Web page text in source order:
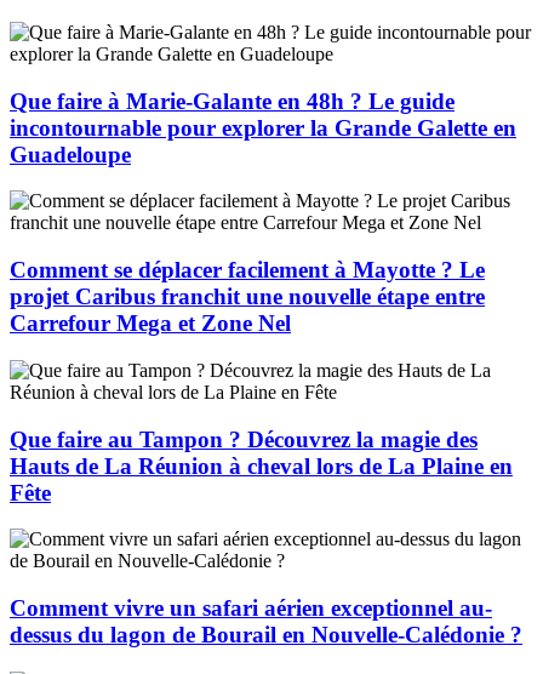
Que faire à Marie-Galante en 48h ? Le guide
incontournable pour explorer la Grande Galette en
Guadeloupe
Comment se déplacer facilement à Mayotte ? Le
projet Caribus franchit une nouvelle étape entre
Carrefour Mega et Zone Nel
Que faire au Tampon ? Découvrez la magie des
Hauts de La Réunion à cheval lors de La Plaine en
Fête
Comment vivre un safari aérien exceptionnel au-
dessus du lagon de Bourail en Nouvelle-Calédonie ?